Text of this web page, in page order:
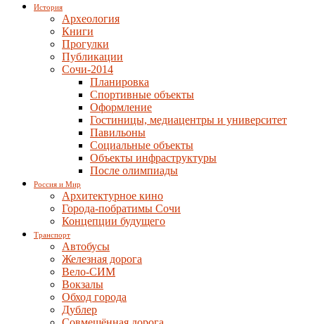
История
Археология
Книги
Прогулки
Публикации
Сочи-2014
Планировка
Спортивные объекты
Оформление
Гостиницы, медиацентры и университет
Павильоны
Социальные объекты
Объекты инфраструктуры
После олимпиады
Россия и Мир
Архитектурное кино
Города-побратимы Сочи
Концепции будущего
Транспорт
Автобусы
Железная дорога
Вело-СИМ
Вокзалы
Обход города
Дублер